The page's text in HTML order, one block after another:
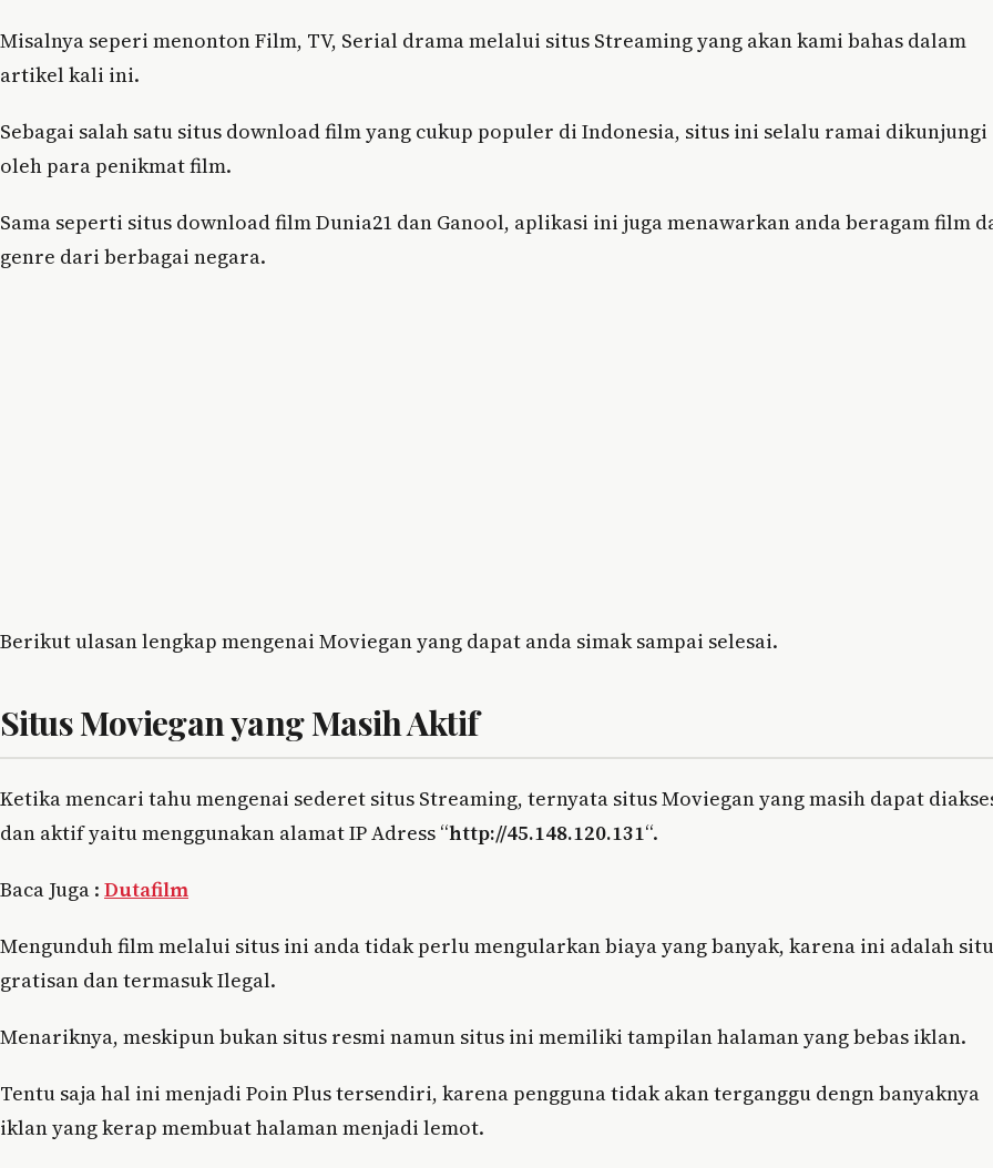
Misalnya seperi menonton Film, TV, Serial drama melalui situs Streaming yang akan kami bahas dalam
artikel kali ini.
Sebagai salah satu situs download film yang cukup populer di Indonesia, situs ini selalu ramai dikunjungi
oleh para penikmat film.
Sama seperti situs download film Dunia21 dan Ganool, aplikasi ini juga menawarkan anda beragam film
genre dari berbagai negara.
Berikut ulasan lengkap mengenai Moviegan yang dapat anda simak sampai selesai.
Situs Moviegan yang Masih Aktif
Ketika mencari tahu mengenai sederet situs Streaming, ternyata situs Moviegan yang masih dapat
dan aktif yaitu menggunakan alamat IP Adress “http://45.148.120.131“.
Baca Juga : Dutafilm
Mengunduh film melalui situs ini anda tidak perlu mengularkan biaya yang banyak, karena ini adalah
gratisan dan termasuk Ilegal.
Menariknya, meskipun bukan situs resmi namun situs ini memiliki tampilan halaman yang bebas iklan.
Tentu saja hal ini menjadi Poin Plus tersendiri, karena pengguna tidak akan terganggu dengn banyaknya
iklan yang kerap membuat halaman menjadi lemot.